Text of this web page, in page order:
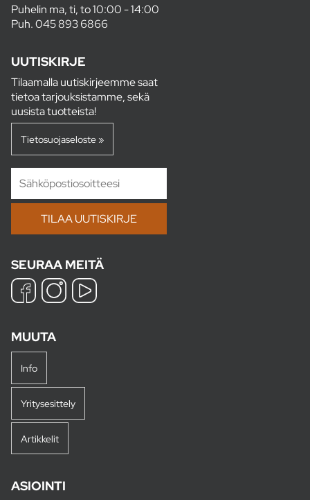
Puhelin ma, ti, to 10:00 - 14:00
Puh.045 893 6866
UUTISKIRJE
Tilaamalla uutiskirjeemme saat
tietoa tarjouksistamme, sekä
uusista tuotteista!
Tietosuojaseloste »
SEURAA MEITÄ
MUUTA
Info
Yritysesittely
Artikkelit
ASIOINTI